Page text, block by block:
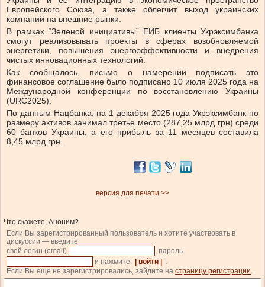
Европейского Союза, а также облегчит выход украинских
компаний на внешние рынки.
В рамках “Зеленой инициативы” ЕИБ клиенты Укрэксимбанка
смогут реализовывать проекты в сферах возобновляемой
энергетики, повышения энергоэффективности и внедрения
чистых инновационных технологий.
Как сообщалось, письмо о намерении подписать это
финансовое соглашение было подписано 10 июля 2025 года на
Международной конференции по восстановлению Украины
(URC2025).
По данным Нацбанка, на 1 декабря 2025 года Укрэксимбанк по
размеру активов занимал третье место (287,25 млрд грн) среди
60 банков Украины, а его прибыль за 11 месяцев составила
8,45 млрд грн.
версия для печати >>
Что скажете, Аноним?
Если Вы зарегистрированный пользователь и хотите участвовать в
дискуссии — введите
свой логин (email)
, пароль
и нажмите
| войти |
.
Если Вы еще не зарегистрировались, зайдите на страницу регистрации.